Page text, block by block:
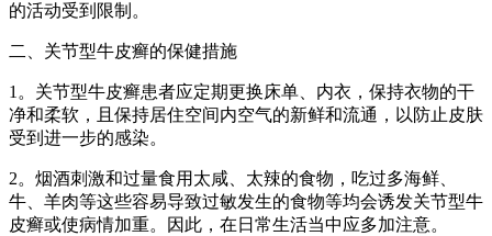
的活动受到限制。
二、关节型牛皮癣的保健措施
1。关节型牛皮癣患者应定期更换床单、内衣，保持衣物的干
净和柔软，且保持居住空间内空气的新鲜和流通，以防止皮肤
受到进一步的感染。
2。烟酒刺激和过量食用太咸、太辣的食物，吃过多海鲜、
牛、羊肉等这些容易导致过敏发生的食物等均会诱发关节型牛
皮癣或使病情加重。因此，在日常生活当中应多加注意。